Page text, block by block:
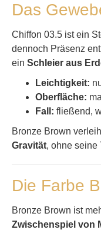
Das
Chiffon 03.5 ist ein
dennoch Präsenz
ein Schleier aus
Leichtigkeit:
Oberfläche:
Fall: fließend,
Bronze Brown
Gravität, ohne seine
Die Farbe
Bronze Brown ist
Zwischenspiel von